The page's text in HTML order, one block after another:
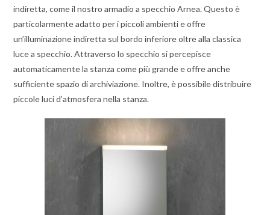
indiretta, come il nostro armadio a specchio Arnea. Questo è
particolarmente adatto per i piccoli ambienti e offre
un’illuminazione indiretta sul bordo inferiore oltre alla classica
luce a specchio. Attraverso lo specchio si percepisce
automaticamente la stanza come più grande e offre anche
sufficiente spazio di archiviazione. Inoltre, è possibile distribuire
piccole luci d’atmosfera nella stanza.